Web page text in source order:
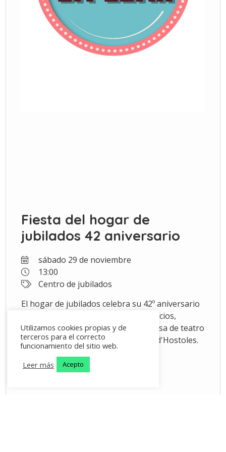
Fiesta del hogar de
jubilados 42 aniversario
sábado 29 de noviembre
13:00
Centro de jubilados
El hogar de jubilados celebra su 42º aniversario
con una asamblea para todos sus socios,
seguida de la comida, y con sobremesa de teatro
en la Sala Polivalente de Les Planes d'Hostoles.
Utilizamos cookies propias y de
terceros para el correcto
funcionamiento del sitio web.
Leer más
Acepto